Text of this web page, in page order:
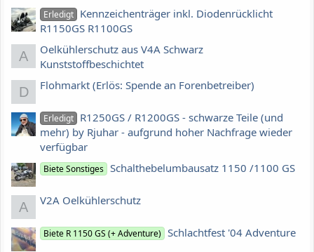
Erledigt Kennzeichenträger inkl. Diodenrücklicht
R1150GS R1100GS
A
Oelkühlerschutz aus V4A Schwarz
Kunststoffbeschichtet
D Flohmarkt (Erlös: Spende an Forenbetreiber)
Erledigt R1250GS / R1200GS - schwarze Teile (und
mehr) by Rjuhar - aufgrund hoher Nachfrage wieder
verfügbar
Biete Sonstiges Schalthebelumbausatz 1150 /1100 GS
A V2A Oelkühlerschutz
Biete R 1150 GS (+ Adventure) Schlachtfest '04 Adventure